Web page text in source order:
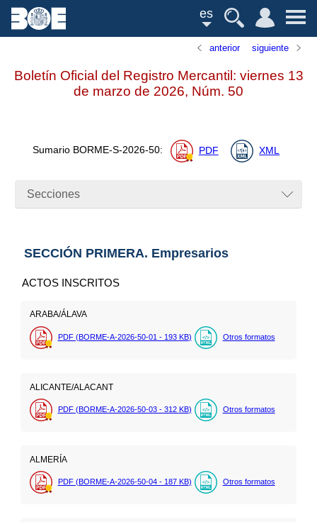
es
anterior siguiente
Boletín Oficial del Registro Mercantil: viernes 13
de marzo de 2026, Núm. 50
Sumario BORME-S-2026-50: PDF XML
Secciones
SECCIÓN PRIMERA. Empresarios
ACTOS INSCRITOS
ARABA/ÁLAVA
PDF (BORME-A-2026-50-01 - 193 KB) Otros formatos
ALICANTE/ALACANT
PDF (BORME-A-2026-50-03 - 312 KB) Otros formatos
ALMERÍA
PDF (BORME-A-2026-50-04 - 187 KB) Otros formatos